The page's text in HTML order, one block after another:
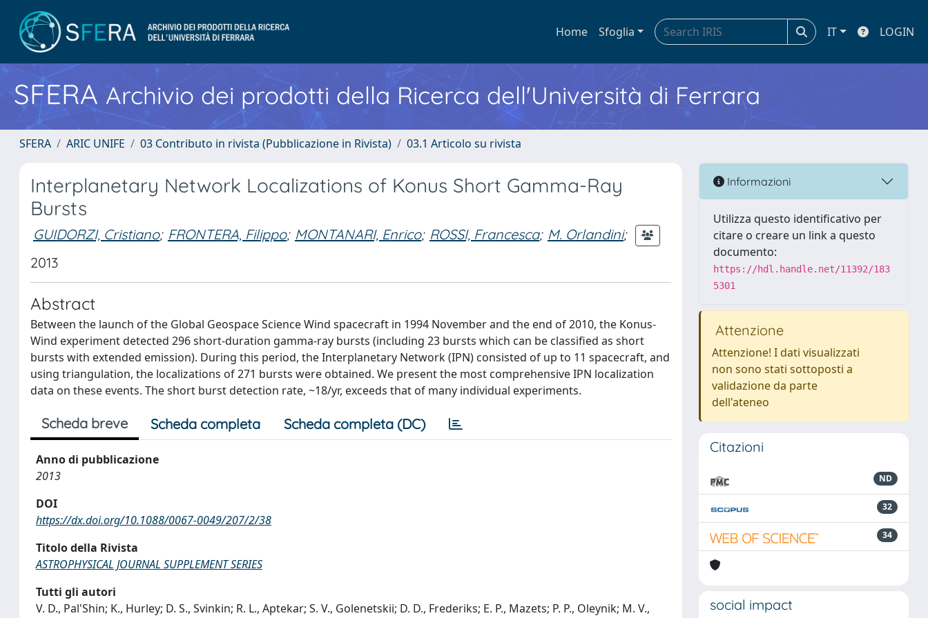
Home Sfoglia IT LOGIN
SFERA Archivio dei prodotti della Ricerca dell'Università di Ferrara
SFERA ARIC UNIFE 03 Contributo in rivista (Pubblicazione in Rivista) 03.1 Articolo su rivista
Interplanetary Network Localizations of Konus Short Gamma-Ray
Bursts
GUIDORZI, Cristiano; FRONTERA, Filippo; MONTANARI, Enrico; ROSSI, Francesca; M. Orlandini;
2013
Abstract
Between the launch of the Global Geospace Science Wind spacecraft in 1994 November and the end of 2010, the Konus-
Wind experiment detected 296 short-duration gamma-ray bursts (including 23 bursts which can be classified as short
bursts with extended emission). During this period, the Interplanetary Network (IPN) consisted of up to 11 spacecraft, and
using triangulation, the localizations of 271 bursts were obtained. We present the most comprehensive IPN localization
data on these events. The short burst detection rate, ~18/yr, exceeds that of many individual experiments.
Scheda breve Scheda completa Scheda completa (DC)
Anno di pubblicazione
2013
DOI
https://dx.doi.org/10.1088/0067-0049/207/2/38
Titolo della Rivista
ASTROPHYSICAL JOURNAL SUPPLEMENT SERIES
Tutti gli autori
V. D., Pal'Shin; K., Hurley; D. S., Svinkin; R. L., Aptekar; S. V., Golenetskii; D. D., Frederiks; E. P., Mazets; P. P., Oleynik; M. V.,
Informazioni
Utilizza questo identificativo per
citare o creare un link a questo
documento:
https://hdl.handle.net/11392/183
5301
Attenzione
Attenzione! I dati visualizzati
non sono stati sottoposti a
validazione da parte
dell'ateneo
Citazioni
ND
32
34
social impact